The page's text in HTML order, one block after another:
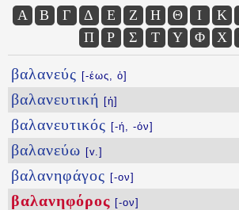
Α Β Γ Δ Ε Ζ Η Θ Ι Κ
Π
Ρ Σ Τ Υ Φ Χ
βαλανεύς [-έως, ὁ]
βαλανευτική [ἡ]
βαλανευτικός [-ή, -όν]
βαλανεύω [v.]
βαλανηφάγος [-ον]
βαλανηφόρος [-ον]